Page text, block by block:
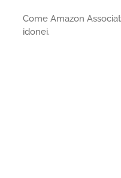
Come Amazon
idonei.